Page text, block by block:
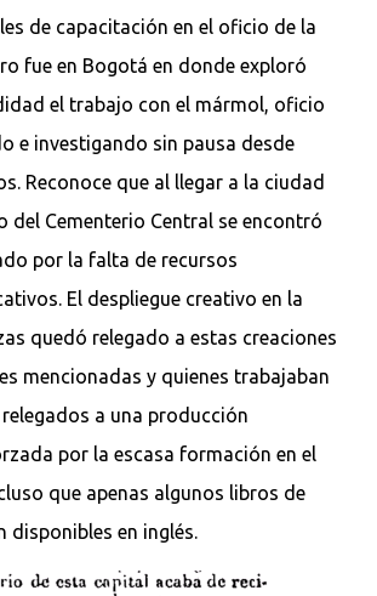
de capacitación en el oficio de la
fue en Bogotá en donde exploró
el trabajo con el mármol, oficio
e investigando sin pausa desde
Reconoce que al llegar a la ciudad
del Cementerio Central se encontró
por la falta de recursos
El despliegue creativo en la
quedó relegado a estas creaciones
mencionadas y quienes trabajaban
a una producción
por la escasa formación en el
que apenas algunos libros de
disponibles en inglés.